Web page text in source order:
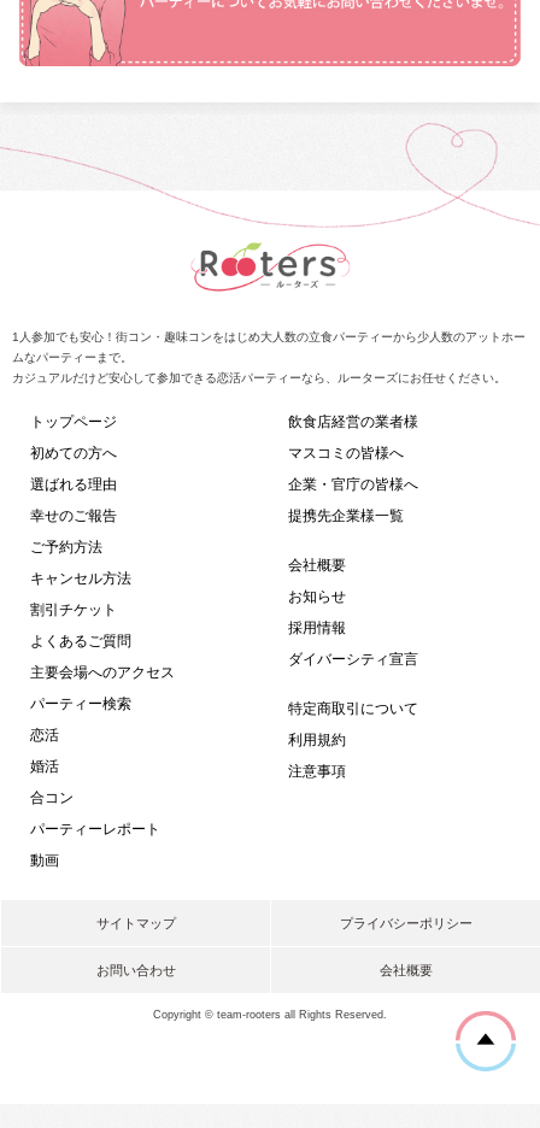
1人参加でも安心！街コン・趣味コンをはじめ大人数の立食パーティーから少人数のアットホー
ムなパーティーまで。
カジュアルだけど安心して参加できる恋活パーティーなら、ルーターズにお任せください。
トップページ
初めての方へ
選ばれる理由
幸せのご報告
ご予約方法
キャンセル方法
割引チケット
よくあるご質問
主要会場へのアクセス
パーティー検索
恋活
婚活
合コン
パーティーレポート
動画
飲食店経営の業者様
マスコミの皆様へ
企業・官庁の皆様へ
提携先企業様一覧
会社概要
お知らせ
採用情報
ダイバーシティ宣言
特定商取引について
利用規約
注意事項
サイトマップ プライバシーポリシー
お問い合わせ 会社概要
Copyright © team-rooters all Rights Reserved.